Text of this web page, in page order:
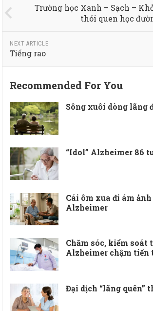
Trường học Xanh – Sạch –
thói quen học
NEXT ARTICLE
Tiếng rao
Recommended For You
Sông xuôi dòng lãng
“Idol” Alzheimer 86
Cái ôm xua đi ám
Alzheimer
Chăm sóc, kiểm soát
Alzheimer chậm tiến
Đại dịch “lãng quên”